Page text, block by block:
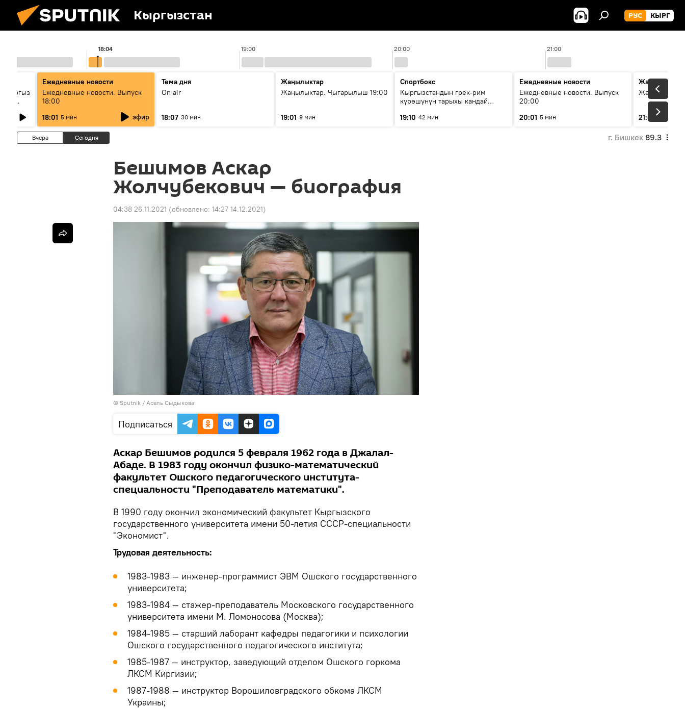
Кыргызстан РУС КЫРГ
19:00 20:00 21:00
18:04
кыргыз
Ежедневные новости
Ежедневные новости. Выпуск
18:00
18:01 5 мин эфир
Тема дня
On air
18:07 30 мин
Жаңылыктар
Жаңылыктар. Чыгарылыш 19:00
19:01 9 мин
Спортбокс
Кыргызстандын грек-рим
күрөшүнүн тарыхы кандай
19:10 42 мин
Ежедневные новости
Ежедневные новости. Выпуск
20:00
20:01 5 мин
Жаңылыктар
21:01 10 мин
Вчера Сегодня г. Бишкек 89.3
Бешимов Аскар
Жолчубекович — биография
04:38 26.11.2021 (обновлено: 14:27 14.12.2021)
© Sputnik / Асель Сыдыкова
Подписаться
Аскар Бешимов родился 5 февраля 1962 года в Джалал-
Абаде. В 1983 году окончил физико-математический
факультет Ошского педагогического института-
специальности "Преподаватель математики".
В 1990 году окончил экономический факультет Кыргызского
государственного университета имени 50-летия СССР-специальности
"Экономист".
Трудовая деятельность:
1983-1983 — инженер-программист ЭВМ Ошского государственного
университета;
1983-1984 — стажер-преподаватель Московского государственного
университета имени М. Ломоносова (Москва);
1984-1985 — старший лаборант кафедры педагогики и психологии
Ошского государственного педагогического института;
1985-1987 — инструктор, заведующий отделом Ошского горкома
ЛКСМ Киргизии;
1987-1988 — инструктор Ворошиловградского обкома ЛКСМ
Украины;